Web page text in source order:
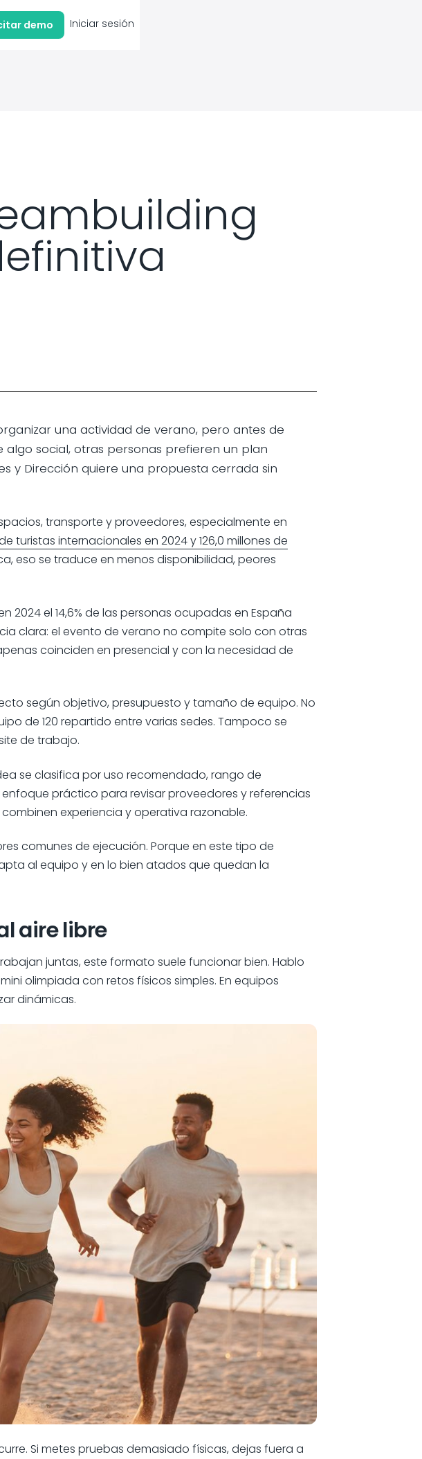
una actividad de verano, pero antes de
social, otras personas prefieren un plan
y Dirección quiere una propuesta cerrada sin
transporte y proveedores, especialmente en
turistas internacionales en 2024 y 126,0 millones de
eso se traduce en menos disponibilidad, peores
el 14,6% de las personas ocupadas en España
clara: el evento de verano no compite solo con otras
coinciden en presencial y con la necesidad de
según objetivo, presupuesto y tamaño de equipo. No
de 120 repartido entre varias sedes. Tampoco se
de trabajo.
se clasifica por uso recomendado, rango de
práctico para revisar proveedores y referencias
experiencia y operativa razonable.
comunes de ejecución. Porque en este tipo de
al equipo y en lo bien atados que quedan la
aire libre
juntas, este formato suele funcionar bien. Hablo
olimpiada con retos físicos simples. En equipos
dinámicas.
Si metes pruebas demasiado físicas, dejas fuera a
demo Iniciar sesión